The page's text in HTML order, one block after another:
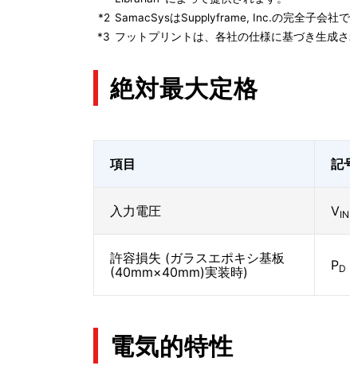
*2 SamacSysはSupplyframe, Inc.の完全子会社
*3 フットプリントは、各社の仕様に基づき生成
絶対最大定格
項目 記
入力電圧 VIN
許容損失 (ガラスエポキシ基板
(40mm×40mm)実装時)
PD
電気的特性